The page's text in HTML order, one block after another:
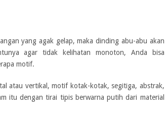
yang agak gelap, maka dinding abu-abu akan
agar tidak kelihatan monoton, Anda bisa
motif.
atau vertikal, motif kotak-kotak, segitiga, abstrak,
itu dengan tirai tipis berwarna putih dari material